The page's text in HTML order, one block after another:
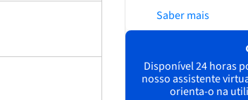
Saber mais
Disponível 24 horas
nosso assistente
orienta-o na